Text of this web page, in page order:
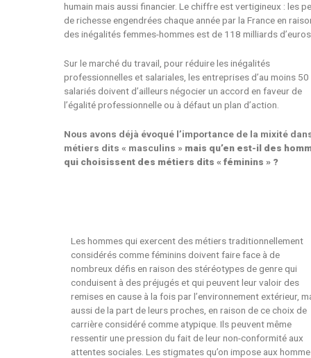
humain mais aussi financier. Le chiffre est vertigineux : les
de richesse engendrées chaque année par la France en
des inégalités femmes-hommes est de 118 milliards
Sur le marché du travail, pour réduire les inégalités
professionnelles et salariales, les entreprises d’au moins 50
salariés doivent d’ailleurs négocier un accord en faveur de
l’égalité professionnelle ou à défaut un plan d’action.
Nous avons déjà évoqué l’importance de la mixité
métiers dits « masculins » mais qu’en est-il des
qui choisissent des métiers dits « féminins » ?
Les hommes qui exercent des métiers traditionnellement
considérés comme féminins doivent faire face à de
nombreux défis en raison des stéréotypes de genre qui
conduisent à des préjugés et qui peuvent leur valoir des
remises en cause à la fois par l’environnement extérieur,
aussi de la part de leurs proches, en raison de ce choix de
carrière considéré comme atypique. Ils peuvent même
ressentir une pression du fait de leur non-conformité aux
attentes sociales. Les stigmates qu’on impose aux